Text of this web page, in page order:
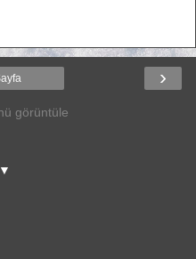
›
görüntüle
▼